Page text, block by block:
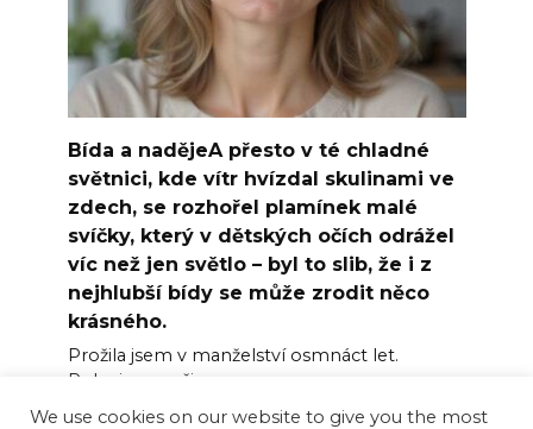
Bída a nadějeA přesto v té chladné
světnici, kde vítr hvízdal skulinami ve
zdech, se rozhořel plamínek malé
svíčky, který v dětských očích odrážel
víc než jen světlo – byl to slib, že i z
nejhlubší bídy se může zrodit něco
krásného.
Prožila jsem v manželství osmnáct let.
Polovinu v režimu
0 47
We use cookies on our website to give you the most